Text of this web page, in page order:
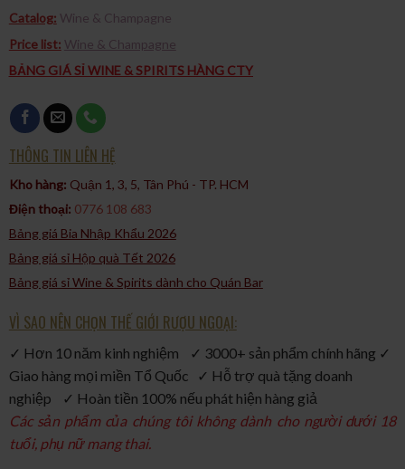
Catalog: Wine & Champagne
Price list: Wine & Champagne
BẢNG GIÁ SỈ WINE & SPIRITS HÀNG CTY
THÔNG TIN LIÊN HỆ
Kho hàng: Quận 1, 3, 5, Tân Phú - TP. HCM​
Điện thoại: 0776 108 683
Bảng giá Bia Nhập Khẩu 2026
Bảng giá sỉ Hộp quà Tết 2026
Bảng giá sỉ Wine & Spirits dành cho Quán Bar
VÌ SAO NÊN CHỌN THẾ GIỚI RƯỢU NGOẠI:
✓ Hơn 10 năm kinh nghiệm ✓ 3000+ sản phẩm chính hãng ✓
Giao hàng mọi miền Tổ Quốc ✓ Hỗ trợ quà tặng doanh
nghiệp ✓ Hoàn tiền 100% nếu phát hiện hàng giả
Các sản phẩm của chúng tôi không dành cho người dưới 18
tuổi, phụ nữ mang thai.